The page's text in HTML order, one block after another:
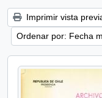
Imprimir vista
Ordenar por: Fecha